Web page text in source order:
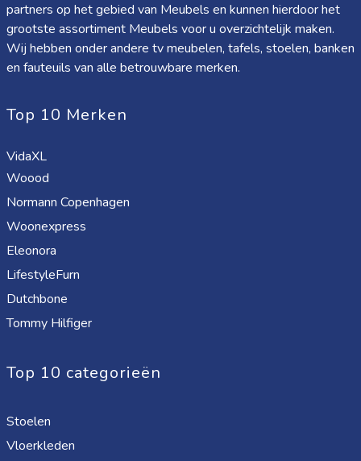
partners op het gebied van Meubels en kunnen hierdoor het
grootste assortiment Meubels voor u overzichtelijk maken.
Wij hebben onder andere tv meubelen, tafels, stoelen, banken
en fauteuils van alle betrouwbare merken.
Top 10 Merken
VidaXL
Woood
Normann Copenhagen
Woonexpress
Eleonora
LifestyleFurn
Dutchbone
Tommy Hilfiger
Top 10 categorieën
Stoelen
Vloerkleden